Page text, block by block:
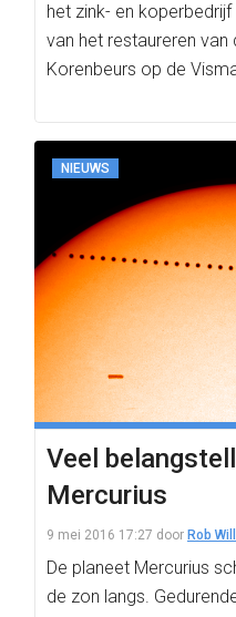
het zink- en
van het restaureren
Korenbeurs op de
NIEUWS
Veel
Mercurius
9 mei 2016 17:27 door Rob
De planeet Mercurius
de zon langs.